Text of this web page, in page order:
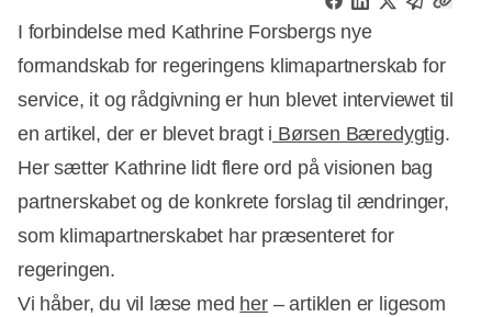
I forbindelse med Kathrine Forsbergs nye
formandskab for regeringens klimapartnerskab for
service, it og rådgivning er hun blevet interviewet til
en artikel, der er blevet bragt i Børsen Bæredygtig.
Her sætter Kathrine lidt flere ord på visionen bag
partnerskabet og de konkrete forslag til ændringer,
som klimapartnerskabet har præsenteret for
regeringen.
Vi håber, du vil læse med her– artiklen er ligesom